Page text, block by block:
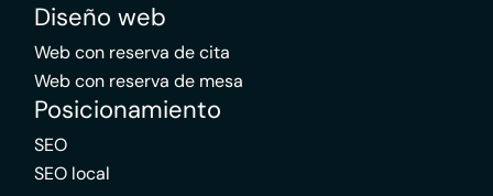
Diseño web
Web con reserva de cita
Web con reserva de mesa
Posicionamiento
SEO
SEO local